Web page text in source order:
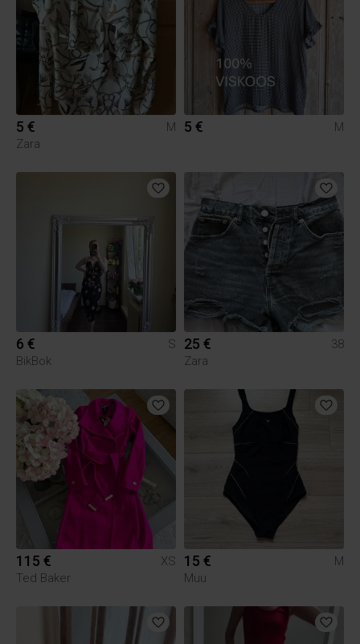
5 €
M
Zara
5 € M
6 €
S
BikBok
25 €
38
Zara
115 €
XS
Ted Baker
15 €
M
Muu